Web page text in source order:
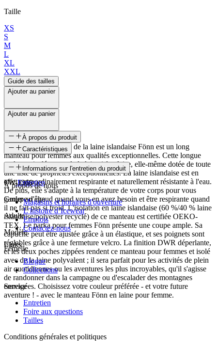
Taille
XS
S
M
L
XL
XXL
Guide des tailles
Ajouter au panier
Ajouter au panier
À propos du produit
Le manteau isolé avec de la laine islandaise Fönn est un long
manteau pour femmes aux qualités exceptionnelles. Cette longue
parka est isolée avec de la laine islandaise, elle-même dotée de toute
une liste de propriétés exceptionnelles. La laine islandaise est en
effet extraordinairement respirante et naturellement résistante à l'eau.
De plus, elle s'adapte à la température de votre corps pour vous
garder au chaud quand vous en avez besoin et être respirante quand
il ne fait pas si froid. L'isolation en laine islandaise (60 %/40 % laine
islandaise/polyester recyclé) de ce manteau est certifiée OEKO-
TEX. Le parka pour femmes Fönn présente une coupe ample. Sa
capuche peut être ajustée grâce à un élastique, et ses poignets sont
réglables grâce à une fermeture velcro. La finition DWR déperlante,
et les deux poches zippées rendent ce manteau pour femmes et isolé
avec de la laine polyvalent ; il sera parfait pour les activités de plein
air quotidiennes ou les aventures les plus incroyables, qu'il s'agisse
de randonner dans la campagne ou d'escalader des montagnes
enneigées. Choisissez votre couleur préférée - et votre future
aventure ! - avec le manteau Fönn en laine pour femme.
Caractéristiques
SKU
FW-1368
Groupe d'âge
Adulte
Modèle
Femelle
Informations sur l'entretien du produit
Entretien
À propos de nous
Magasins et horaires d'ouverture
L’histoire d’Icewear
Emplois
Contactez-nous
Links
Blogue
Collections
Service
Entretien
Foire aux questions
Tailles
Conditions générales et politiques